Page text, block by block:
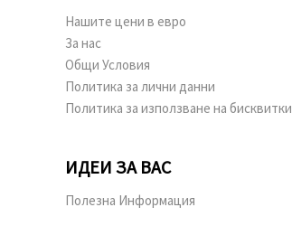
Нашите цени в евро
За нас
Общи Условия
Политика за лични данни
Политика за използване на бисквитки
ИДЕИ ЗА ВАС
Полезна Информация